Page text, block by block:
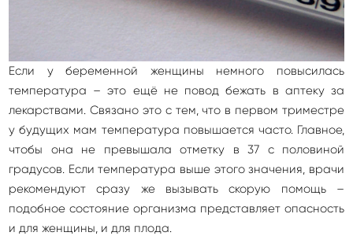
Если у беременной женщины немного повысилась
температура – это ещё не повод бежать в аптеку за
лекарствами. Связано это с тем, что в первом триместре
у будущих мам температура повышается часто. Главное,
чтобы она не превышала отметку в 37 с половиной
градусов. Если температура выше этого значения, врачи
рекомендуют сразу же вызывать скорую помощь –
подобное состояние организма представляет опасность
и для женщины, и для плода.